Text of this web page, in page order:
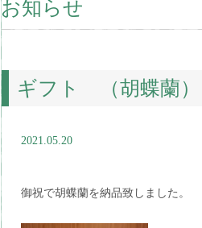
お知らせ
ギフト （胡蝶蘭）
2021.05.20
御祝で胡蝶蘭を納品致しました。